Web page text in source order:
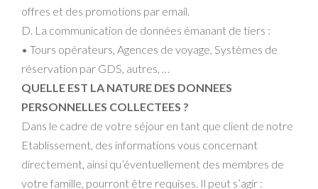
offres et des promotions par email.
D. La communication de données émanant de tiers :
• Tours opérateurs, Agences de voyage, Systèmes de
réservation par GDS, autres, …
QUELLE EST LA NATURE DES DONNEES
PERSONNELLES COLLECTEES ?
Dans le cadre de votre séjour en tant que client de notre
Etablissement, des informations vous concernant
directement, ainsi qu’éventuellement des membres de
votre famille, pourront être requises. Il peut s’agir :